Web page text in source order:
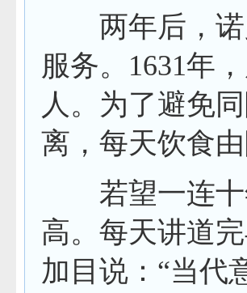
两年后，诺
服务。 1631年
人。为了避免
离，每天饮食
若望一连十
高。每天讲道
加目说：“当代